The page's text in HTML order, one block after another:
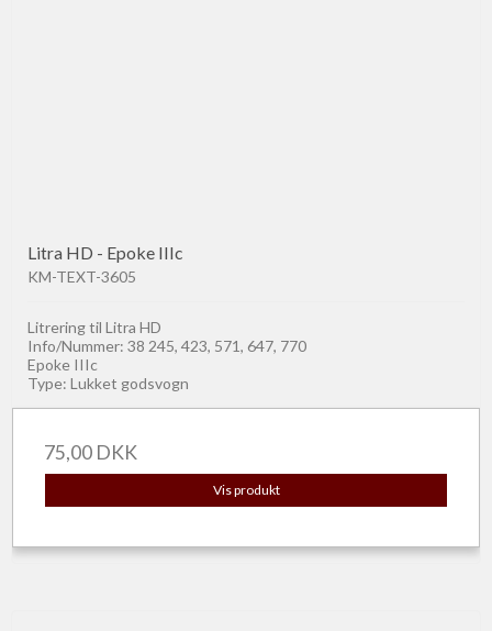
Litra HD - Epoke IIIc
KM-TEXT-3605
Litrering til Litra HD
Info/Nummer: 38 245, 423, 571, 647, 770
Epoke IIIc
Type: Lukket godsvogn
75,00 DKK
Vis produkt